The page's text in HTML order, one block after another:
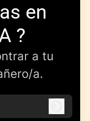
en
?
a tu
a.